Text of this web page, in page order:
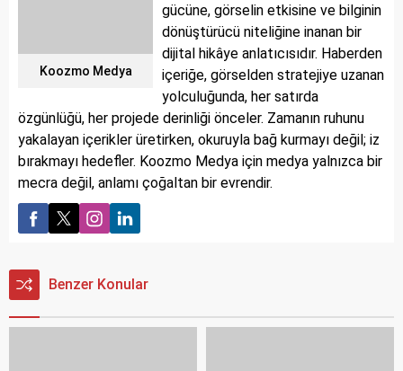
Koozmo Medya
gücüne, görselin etkisine ve bilginin
dönüştürücü niteliğine inanan bir
dijital hikâye anlatıcısıdır. Haberden
içeriğe, görselden stratejiye uzanan
yolculuğunda, her satırda
özgünlüğü, her projede derinliği önceler. Zamanın ruhunu
yakalayan içerikler üretirken, okuruyla bağ kurmayı değil; iz
bırakmayı hedefler. Koozmo Medya için medya yalnızca bir
mecra değil, anlamı çoğaltan bir evrendir.
Benzer Konular